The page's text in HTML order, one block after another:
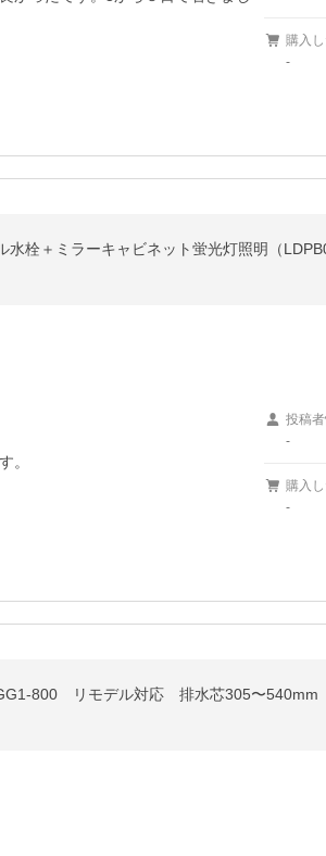
購入
-
。
投稿
-
購入
-
800 リモデル対応 排水芯305〜540mm